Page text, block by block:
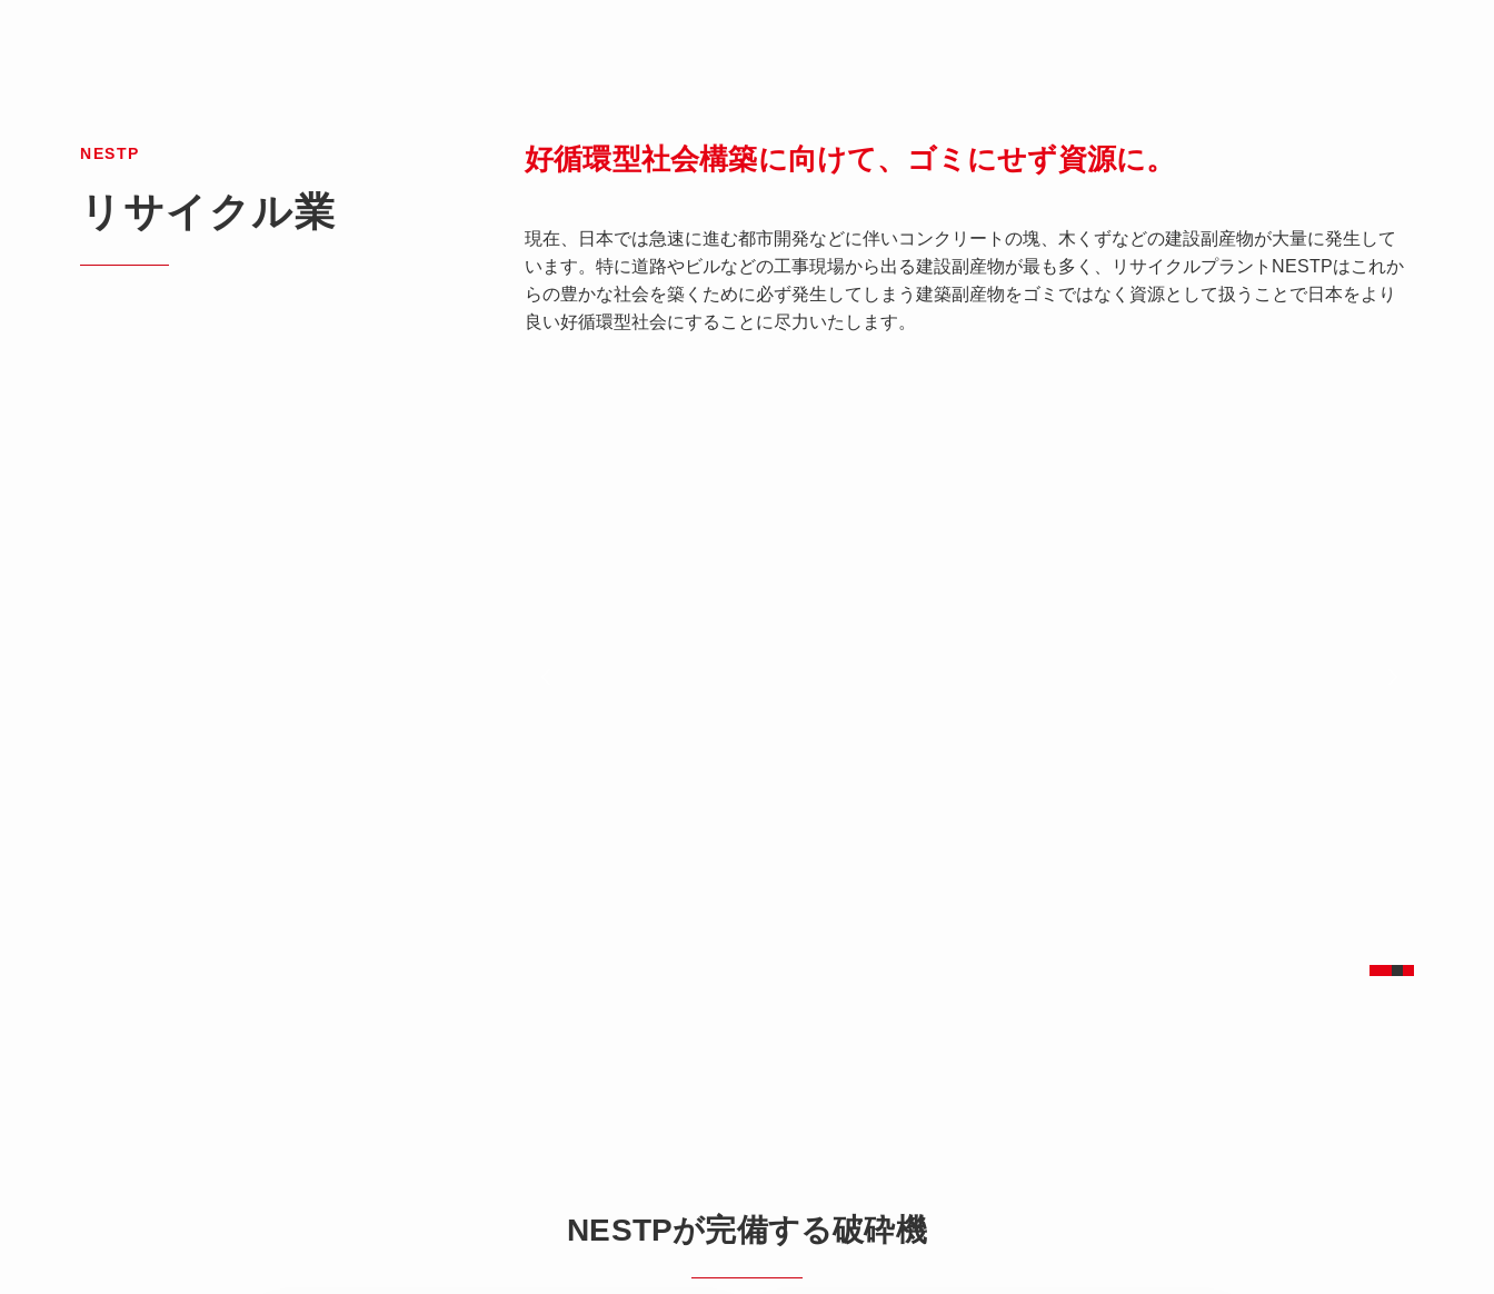
NESTP
リサイクル業
好循環型社会構築に向けて、 ゴミにせず資源に。
現在、日本では急速に進む都市開発などに伴いコンクリートの塊、木くずなどの建設副産物が大量に発生して
います。特に道路やビルなどの工事現場から出る建設副産物が最も多く、リサイクルプラントNESTPはこれか
らの豊かな社会を築くために必ず発生してしまう建築副産物をゴミではなく資源として扱うことで日本をより
良い好循環型社会にすることに尽力いたします。
NESTPが完備する破砕機